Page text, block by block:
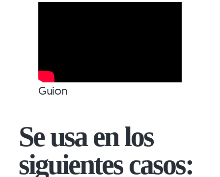
Guion
Se usa en los
siguientes casos: